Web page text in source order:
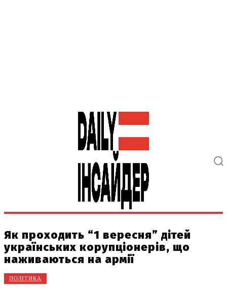
Як проходить “1 вересня” дітей
українських корупціонерів, що
наживаються на армії
ПОЛІТИКА